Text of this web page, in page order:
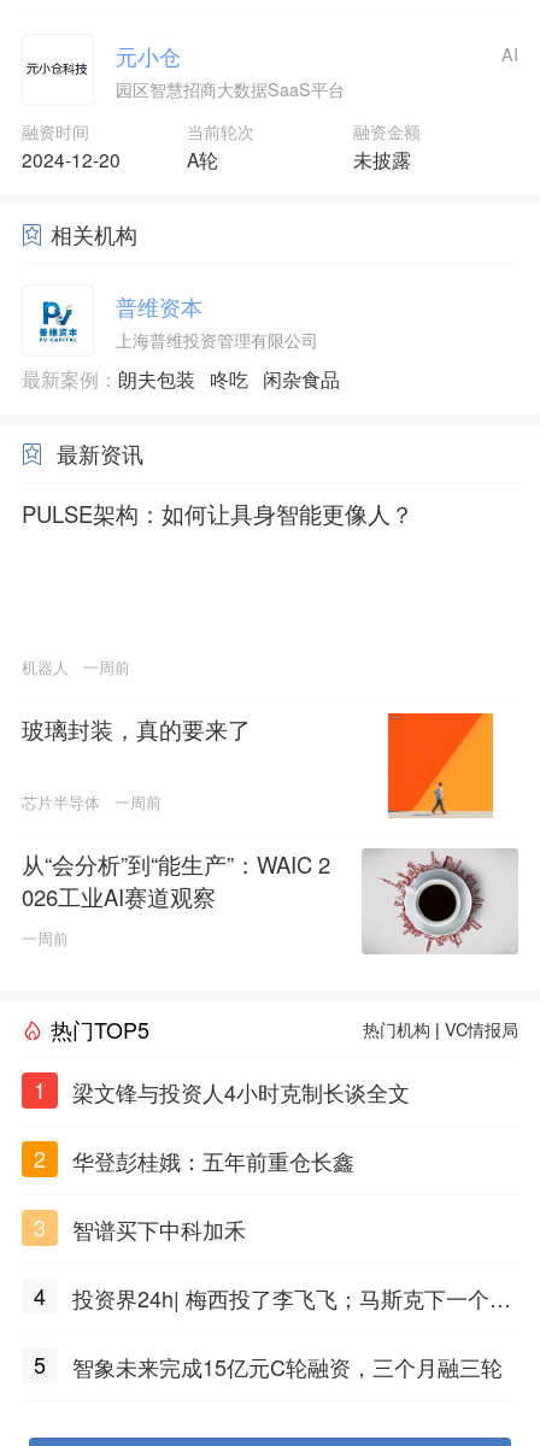
元小仓
园区智慧招商大数据SaaS平台
AI
融资时间
2024-12-20
当前轮次
A轮
融资金额
未披露
相关机构
普维资本
上海普维投资管理有限公司
最新案例： 朗夫包装 咚吃 闲杂食品
最新资讯
PULSE架构：如何让具身智能更像人？
机器人 一周前
玻璃封装，真的要来了
芯片半导体 一周前
从“会分析”到“能生产”：WAIC 2
026工业AI赛道观察
一周前
热门TOP5 热门机构 |VC情报局
1 梁文锋与投资人4小时克制长谈全文
2 华登彭桂娥：五年前重仓长鑫
3 智谱买下中科加禾
4
投资界24h| 梅西投了李飞飞；马斯克下一个万
5
智象未来完成15亿元C轮融资，三个月融三轮